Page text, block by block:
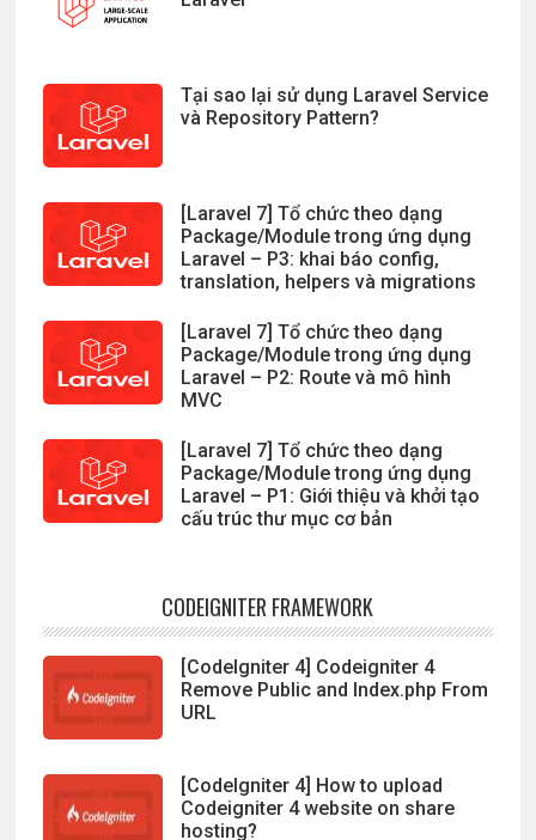
Tại sao lại sử dụng Laravel Service
và Repository Pattern?
[Laravel 7] Tổ chức theo dạng
Package/Module trong ứng dụng
Laravel – P3: khai báo config,
translation, helpers và migrations
[Laravel 7] Tổ chức theo dạng
Package/Module trong ứng dụng
Laravel – P2: Route và mô hình
MVC
[Laravel 7] Tổ chức theo dạng
Package/Module trong ứng dụng
Laravel – P1: Giới thiệu và khởi tạo
cấu trúc thư mục cơ bản
CODEIGNITER FRAMEWORK
[CodeIgniter 4] Codeigniter 4
Remove Public and Index.php From
URL
[CodeIgniter 4] How to upload
Codeigniter 4 website on share
hosting?